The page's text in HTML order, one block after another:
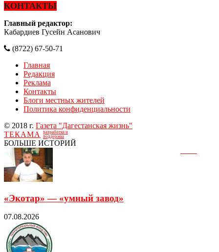
КОНТАКТЫ
Главный редактор:
Кабардиев Гусейн Асанович
(8722) 67-50-71
Главная
Редакция
Реклама
Контакты
Блоги местных жителей
Политика конфиденциальности
© 2018 г. Газета "Дагестанская жизнь"
ТЕКАМА
разработка и
поддержка
БОЛЬШЕ ИСТОРИЙ
«Экотар» — «умный завод»
07.08.2026